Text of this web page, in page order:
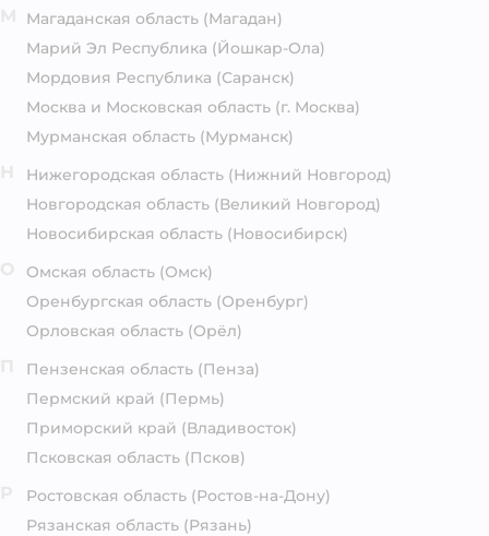
Магаданская область (Магадан)
Марий Эл Республика (Йошкар-Ола)
Мордовия Республика (Саранск)
Москва и Московская область (г. Москва)
Мурманская область (Мурманск)
Нижегородская область (Нижний Новгород)
Новгородская область (Великий Новгород)
Новосибирская область (Новосибирск)
Омская область (Омск)
Оренбургская область (Оренбург)
Орловская область (Орёл)
Пензенская область (Пенза)
Пермский край (Пермь)
Приморский край (Владивосток)
Псковская область (Псков)
Ростовская область (Ростов-на-Дону)
Рязанская область (Рязань)